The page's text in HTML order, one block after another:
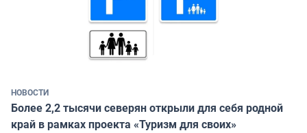
НОВОСТИ
Более 2,2 тысячи северян открыли для себя родной
край в рамках проекта «Туризм для своих»